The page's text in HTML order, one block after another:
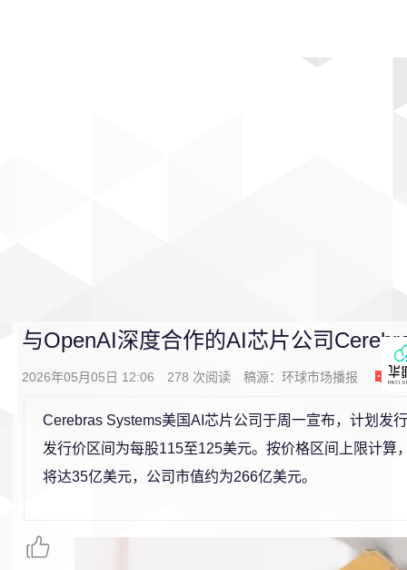
与OpenAI深度合作的AI芯片公司
2026年05月05日 12:06 278 次阅读 稿源： 环球市场播报 0
Cerebras Systems美国AI芯片公司于周一宣布，计划发
发行价区间为每股115至125美元。按价格区间上限计算
将达35亿美元，公司市值约为266亿美元。